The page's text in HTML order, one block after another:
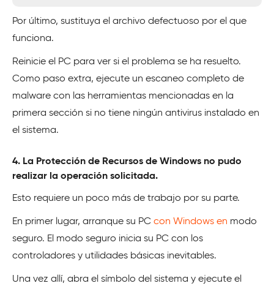
Por último, sustituya el archivo defectuoso por el que
funciona.
Reinicie el PC para ver si el problema se ha resuelto.
Como paso extra, ejecute un escaneo completo de
malware con las herramientas mencionadas en la
primera sección si no tiene ningún antivirus instalado en
el sistema.
4. La Protección de Recursos de Windows no pudo
realizar la operación solicitada.
Esto requiere un poco más de trabajo por su parte.
En primer lugar, arranque su PC con Windows en modo
seguro. El modo seguro inicia su PC con los
controladores y utilidades básicas inevitables.
Una vez allí, abra el símbolo del sistema y ejecute el